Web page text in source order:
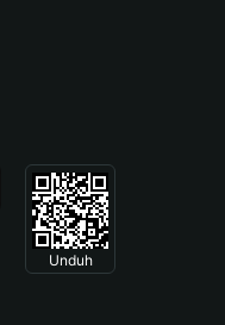
Unduh